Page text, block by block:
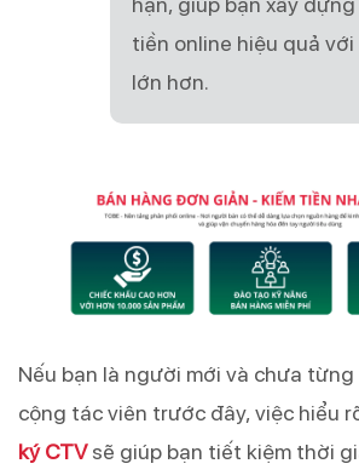
tiền online hiệu quả
lớn hơn.
Nếu bạn là người mới và chưa
cộng tác viên trước đây, việc hiểu
ký CTVsẽ giúp bạn tiết kiệm thời